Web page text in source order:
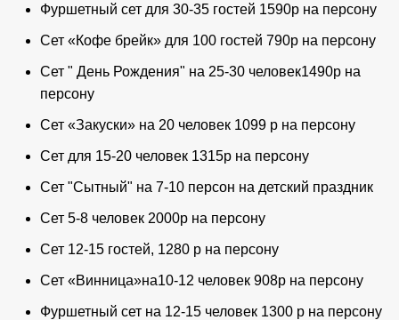
Фуршетный сет для 30-35 гостей 1590р на персону
Сет «Кофе брейк» для 100 гостей 790р на персону
Сет " День Рождения" на 25-30 человек1490р на
персону
Сет «Закуски» на 20 человек 1099 р на персону
Сет для 15-20 человек 1315р на персону
Сет "Сытный" на 7-10 персон на детский праздник
Сет 5-8 человек 2000р на персону
Сет 12-15 гостей, 1280 р на персону
Сет «Винница»на10-12 человек 908р на персону
Фуршетный сет на 12-15 человек 1300 р на персону